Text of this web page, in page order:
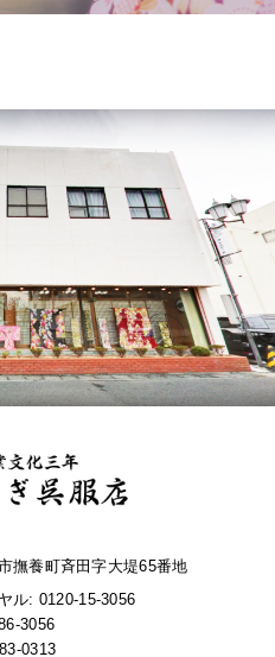
撫養町斉田字大堤65番地
ル: 0120-15-3056
3056
0313